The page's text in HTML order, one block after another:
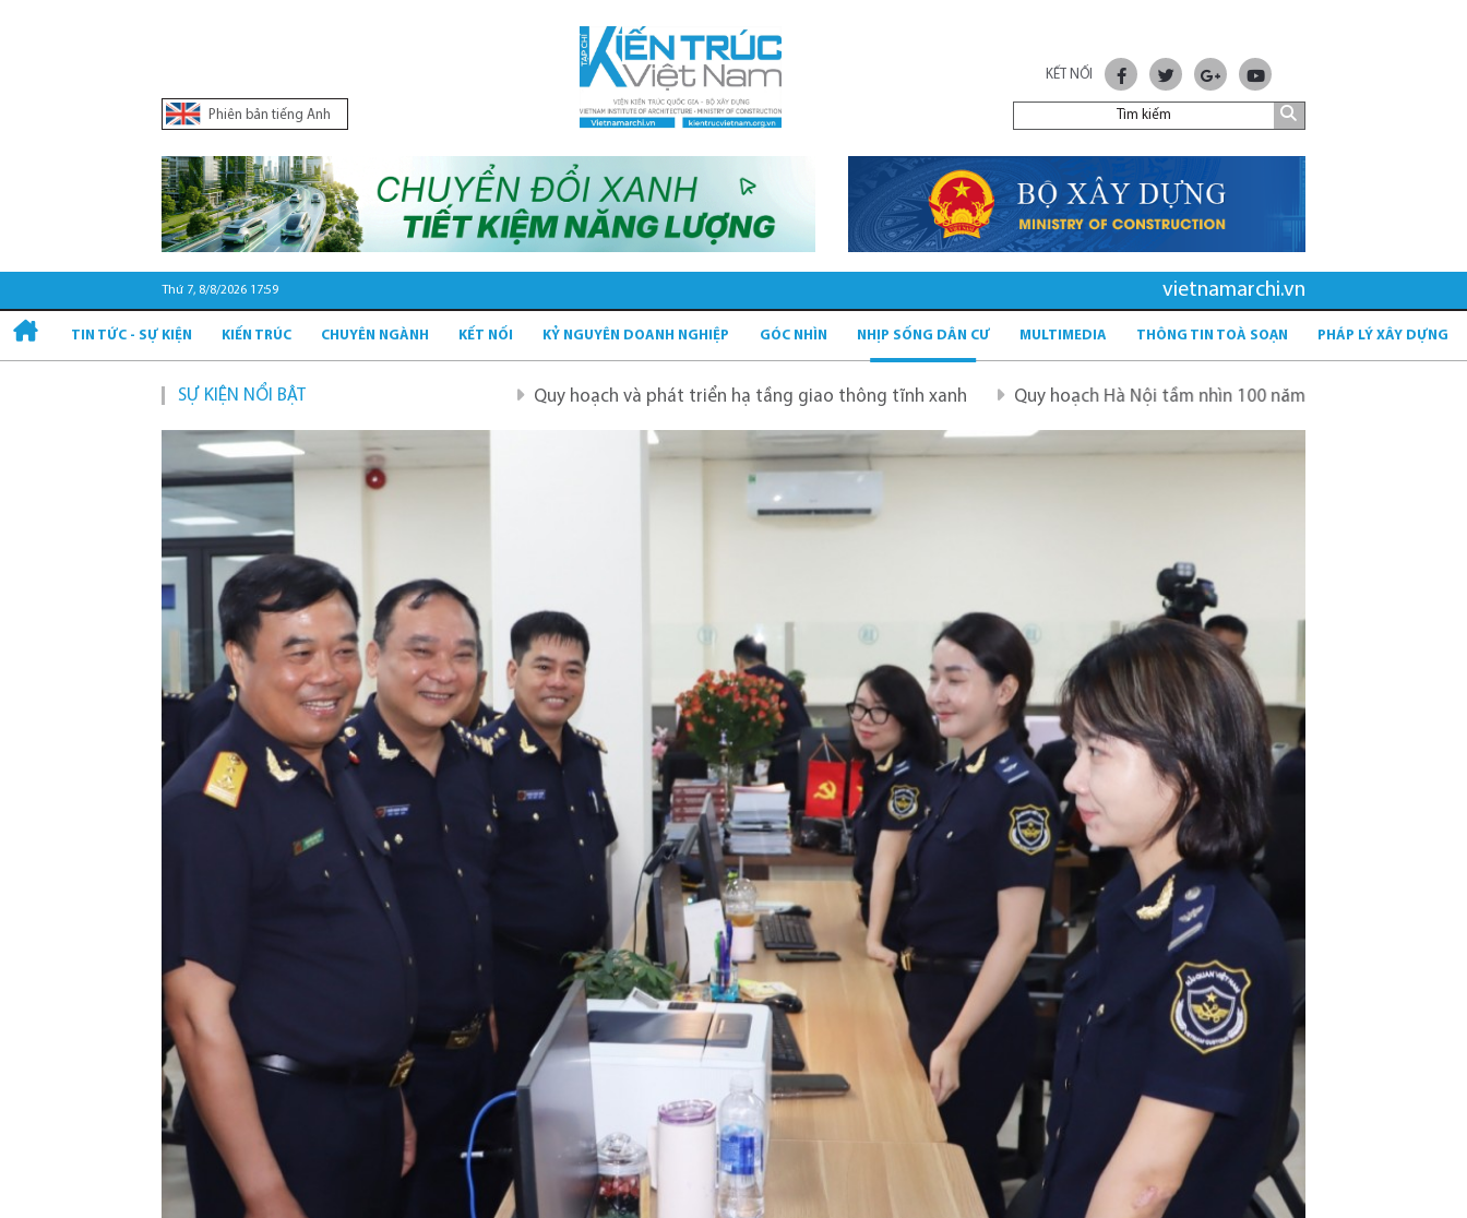
Phiên bản tiếng Anh
KẾT NỐI
Thứ 7, 8/8/2026 17:59 vietnamarchi.vn
TIN TỨC - SỰ KIỆN KIẾN TRÚC CHUYÊN NGÀNH KẾT NỐI KỶ NGUYÊN DOANH NGHIỆP GÓC NHÌN NHỊP SỐNG DÂN CƯ MULTIMEDIA THÔNG TIN TOÀ SOẠN PHÁP LÝ XÂY DỰNG
SỰ KIỆN NỔI BẬT Quy hoạch và phát triển hạ tầng giao thông tĩnh xanh Quy hoạch Hà Nội tầm nhìn 100 năm Quy hoạch mới sau sáp nhập